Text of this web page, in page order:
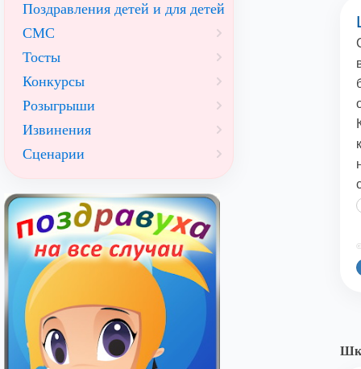
Поздравления детей и для детей
СМС
Тосты
Конкурсы
Розыгрыши
Извинения
Сценарии